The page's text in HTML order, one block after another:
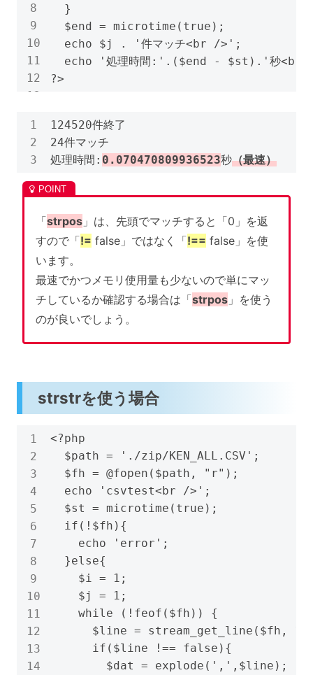
  }
  $end = microtime(true);
  echo $j . '件マッチ<br />';
echo '処理時間:'.($end - $st).'秒<br
?>
124520件終了
24件マッチ
処理時間: 0.070470809936523秒（最速）
「strpos 」は、先頭でマッチすると「0」を返
すので「!= false」ではなく「!== false」を使
います。
最速でかつメモリ使用量も少ないので単にマッ
チしているか確認する場合は「strpos 」を使う
のが良いでしょう。
strstrを使う場合
<?php
  $path = './zip/KEN_ALL.CSV';
  $fh = @fopen($path, "r");
  echo 'csvtest<br />';
  $st = microtime(true);
  if(!$fh){
    echo 'error';
  }else{
    $i = 1;
    $j = 1;
    while (!feof($fh)) {
$line = stream_get_line($fh,
      if($line !== false){
        $dat = explode(',',$line);